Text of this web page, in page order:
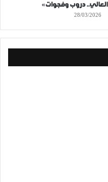
العالي.. دروب وفجوات»
28/03/2026